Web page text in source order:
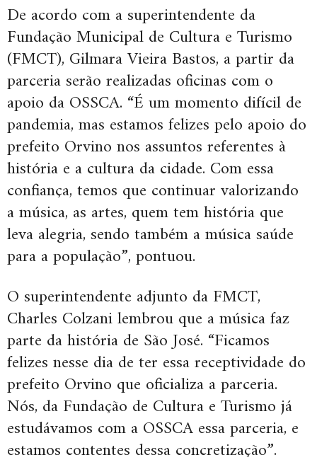
De acordo com a superintendente da
Fundação Municipal de Cultura e Turismo
(FMCT), Gilmara Vieira Bastos, a partir da
parceria serão realizadas oficinas com o
apoio da OSSCA. “É um momento difícil de
pandemia, mas estamos felizes pelo apoio do
prefeito Orvino nos assuntos referentes à
história e a cultura da cidade. Com essa
confiança, temos que continuar valorizando
a música, as artes, quem tem história que
leva alegria, sendo também a música saúde
para a população”, pontuou.
O superintendente adjunto da FMCT,
Charles Colzani lembrou que a música faz
parte da história de São José. “Ficamos
felizes nesse dia de ter essa receptividade do
prefeito Orvino que oficializa a parceria.
Nós, da Fundação de Cultura e Turismo já
estudávamos com a OSSCA essa parceria, e
estamos contentes dessa concretização”.